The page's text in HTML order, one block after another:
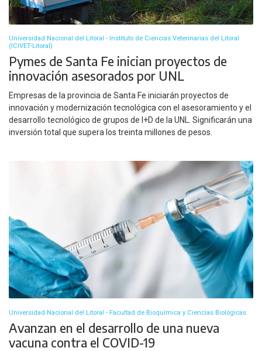
Universidad Nacional del Litoral - Instituto de Ciencias Veterinarias del Litoral
(ICIVET-Litoral)
Pymes de Santa Fe inician proyectos de
innovación asesorados por UNL
Empresas de la provincia de Santa Fe iniciarán proyectos de
innovación y modernización tecnológica con el asesoramiento y el
desarrollo tecnológico de grupos de I+D de la UNL. Significarán una
inversión total que supera los treinta millones de pesos.
Universidad Nacional del Litoral - Facultad de Bioquímica y Ciencias Biológicas
Avanzan en el desarrollo de una nueva
vacuna contra el COVID-19